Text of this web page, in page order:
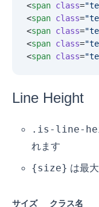
<span class="
<span class="
<span class="
<span class="
<span class="
Line Height
.is-line-
れます
{size} は最大
サイズ クラス名